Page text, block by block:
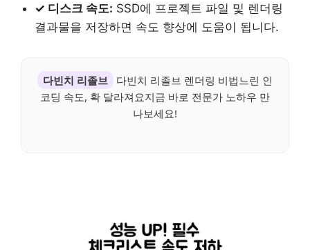
✓ 디스크 속도: SSD에 프로젝트 파일 및 렌더링
결과물을 저장하면 속도 향상에 도움이 됩니다.
다빈치 리졸브
다빈치 리졸브 렌더링 비법느린 인
코딩 속도, 확 달라져요지금 바로 전문가 노하우 만
나보세요!